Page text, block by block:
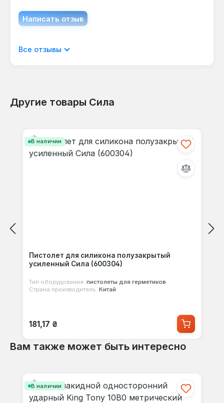
Написать отзыв
Отображать отзывы только на текущем
Все отзывы
Другие товары Сила
В наличии
Пистолет для силикона полузакрытый
усиленный Сила (600304)
Тип оборудования: пистолеты для герметиков
Страна производитель: Китай
Обычная цена:
181,17 ₴
Вам также может быть интересно
В наличии